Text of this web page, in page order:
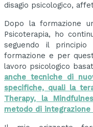
disagio psicologico,
Dopo la formazione
Psicoterapia, ho
seguendo il principio
formazione e per
lavoro psicologico
anche tecniche di
specifiche, quali la
Therapy, la
metodo di